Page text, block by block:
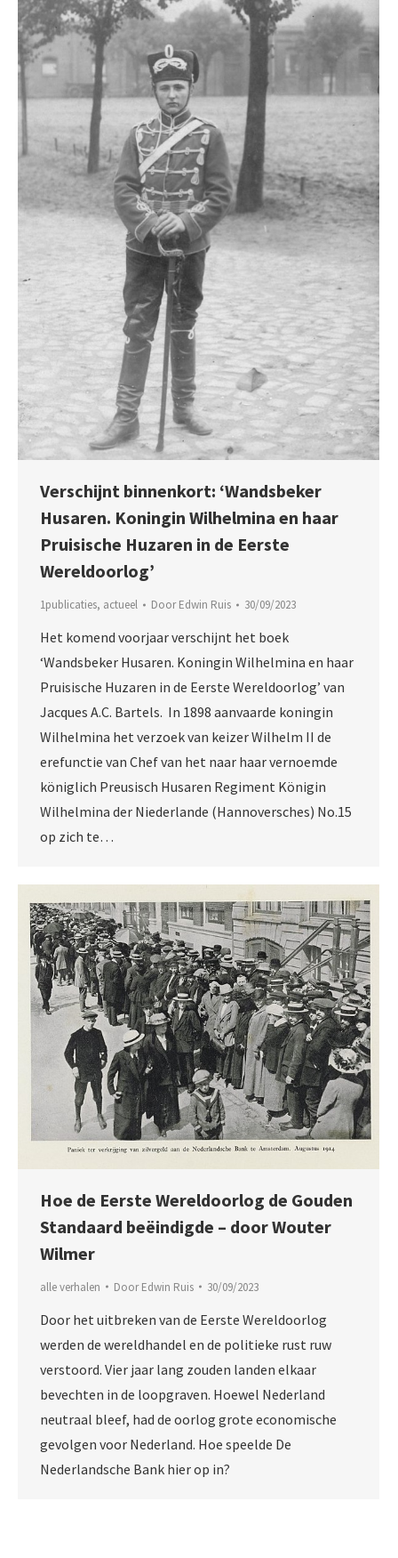
Verschijnt binnenkort: ‘Wandsbeker
Husaren. Koningin Wilhelmina en haar
Pruisische Huzaren in de Eerste
Wereldoorlog’
1publicaties, actueel DoorEdwin Ruis 30/09/2023
Het komend voorjaar verschijnt het boek
‘Wandsbeker Husaren. Koningin Wilhelmina en haar
Pruisische Huzaren in de Eerste Wereldoorlog’ van
Jacques A.C. Bartels. In 1898 aanvaarde koningin
Wilhelmina het verzoek van keizer Wilhelm II de
erefunctie van Chef van het naar haar vernoemde
königlich Preusisch Husaren Regiment Königin
Wilhelmina der Niederlande (Hannoversches) No.15
op zich te…
Hoe de Eerste Wereldoorlog de Gouden
Standaard beëindigde – door Wouter
Wilmer
alle verhalen DoorEdwin Ruis 30/09/2023
Door het uitbreken van de Eerste Wereldoorlog
werden de wereldhandel en de politieke rust ruw
verstoord. Vier jaar lang zouden landen elkaar
bevechten in de loopgraven. Hoewel Nederland
neutraal bleef, had de oorlog grote economische
gevolgen voor Nederland. Hoe speelde De
Nederlandsche Bank hier op in?